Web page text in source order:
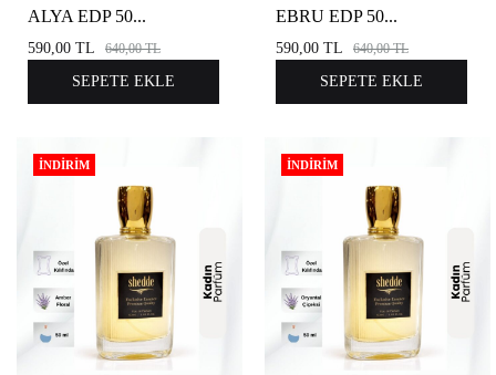
ALYA EDP 50...
590,00 TL 640,00TL
SEPETE EKLE
EBRU EDP 50...
590,00 TL 640,00TL
SEPETE EKLE
İNDIRIM İNDIRIM